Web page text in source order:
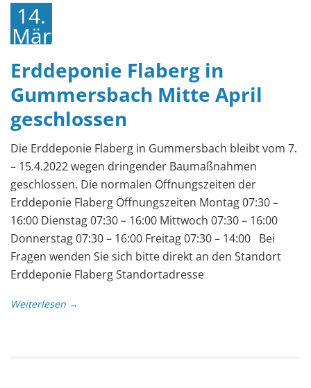
14.
März
2022
Erddeponie Flaberg in
Gummersbach Mitte April
geschlossen
Die Erddeponie Flaberg in Gummersbach bleibt vom 7.
– 15.4.2022 wegen dringender Baumaßnahmen
geschlossen. Die normalen Öffnungszeiten der
Erddeponie Flaberg Öffnungszeiten Montag 07:30 –
16:00 Dienstag 07:30 – 16:00 Mittwoch 07:30 – 16:00
Donnerstag 07:30 – 16:00 Freitag 07:30 – 14:00 Bei
Fragen wenden Sie sich bitte direkt an den Standort
Erddeponie Flaberg Standortadresse
Weiterlesen →